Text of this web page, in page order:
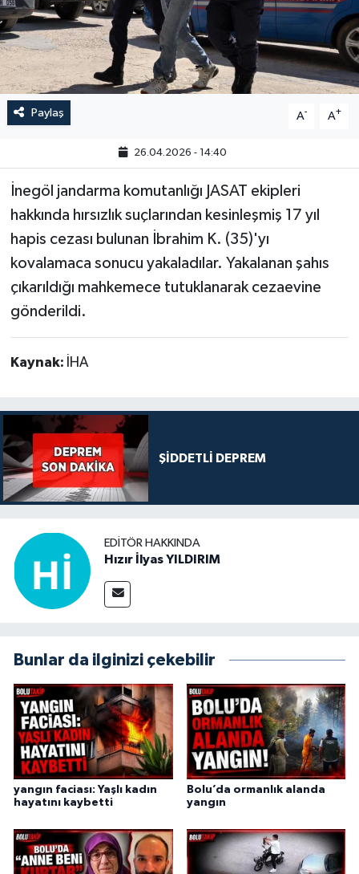
Paylaş A- A+
26.04.2026 - 14:40
İnegöl jandarma komutanlığı JASAT ekipleri
hakkında hırsızlık suçlarından kesinleşmiş 17 yıl
hapis cezası bulunan İbrahim K. (35)'yı
kovalamaca sonucu yakaladılar. Yakalanan şahıs
çıkarıldığı mahkemece tutuklanarak cezaevine
gönderildi.
Kaynak: İHA
ŞİDDETLİ DEPREM
EDITÖR HAKKINDA
Hızır İlyas YILDIRIM
Bunlar da ilginizi çekebilir
yangın faciası: Yaşlı kadın
hayatını kaybetti
Bolu’da ormanlık alanda
yangın